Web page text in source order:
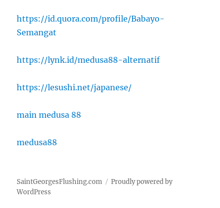
https://id.quora.com/profile/Babayo-
Semangat
https://lynk.id/medusa88-alternatif
https://lesushi.net/japanese/
main medusa 88
medusa88
SaintGeorgesFlushing.com
Proudly powered by
WordPress